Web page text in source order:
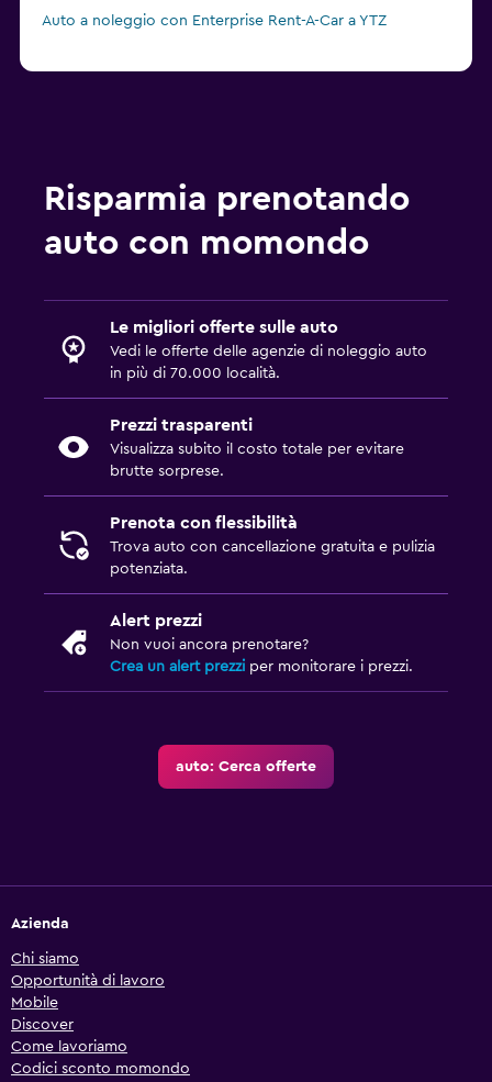
Auto a noleggio con Enterprise Rent-A-Car a YTZ
Risparmia prenotando
auto con momondo
Le migliori offerte sulle auto
Vedi le offerte delle agenzie di noleggio auto
in più di 70.000 località.
Prezzi trasparenti
Visualizza subito il costo totale per evitare
brutte sorprese.
Prenota con flessibilità
Trova auto con cancellazione gratuita e pulizia
potenziata.
Alert prezzi
Non vuoi ancora prenotare?
Crea un alert prezzi per monitorare i prezzi.
auto: Cerca offerte
Azienda
Chi siamo
Opportunità di lavoro
Mobile
Discover
Come lavoriamo
Codici sconto momondo